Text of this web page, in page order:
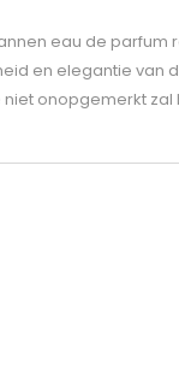
eau de parfum
en elegantie van
onopgemerkt zal